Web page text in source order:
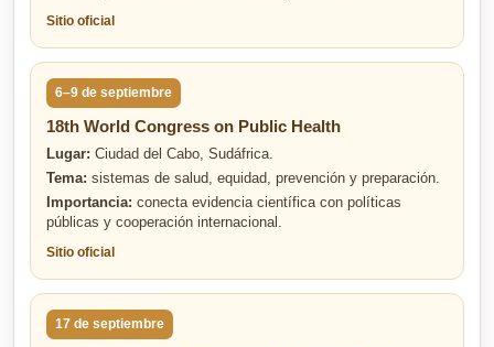
Sitio oficial
6–9 de septiembre
18th World Congress on Public Health
Lugar: Ciudad del Cabo, Sudáfrica.
Tema: sistemas de salud, equidad, prevención y preparación.
Importancia: conecta evidencia científica con políticas
públicas y cooperación internacional.
Sitio oficial
17 de septiembre